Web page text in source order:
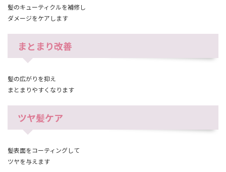
髪のキューティクルを補修し
ダメージをケアします
まとまり改善
髪の広がりを抑え
まとまりやすくなります
ツヤ髪ケア
髪表面をコーティングして
ツヤを与えます